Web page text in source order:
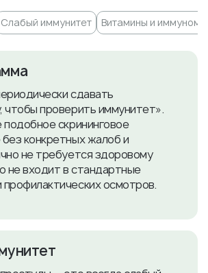
Слабый иммунитет Витамины и
сдавать
чтобы проверить иммунитет».
скрининговое
конкретных жалоб и
не требуется здоровому
не входит в стандартные
осмотров.